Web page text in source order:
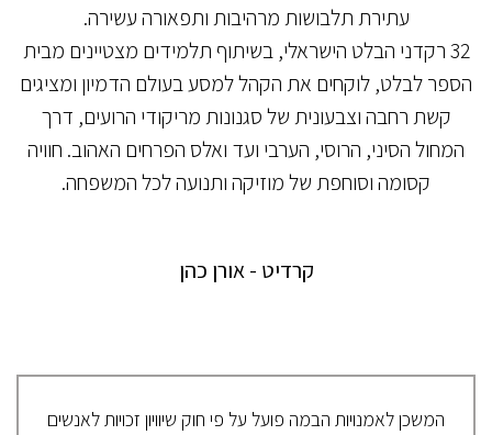
עתירת תלבושות מרהיבות ותפאורה עשירה.
32 רקדני הבלט הישראלי, בשיתוף תלמידים מצטיינים מבית
הספר לבלט, לוקחים את הקהל למסע בעולם הדמיון ומציגים
קשת רחבה וצבעונית של סגנונות מריקודי הרועים, דרך
המחול הסיני, הרוסי, הערבי ועד ואלס הפרחים האהוב. חוויה
קסומה וסוחפת של מוזיקה ותנועה לכל המשפחה.
קרדיט - אורן כהן
המשכן לאמנויות הבמה פועל על פי חוק שיוויון זכויות לאנשים